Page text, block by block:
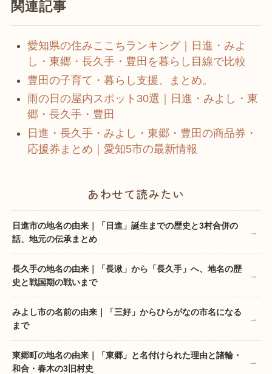
関連記事
愛知県の住みここちランキング｜日進・みよ
し・東郷・長久手・豊田を暮らし目線で比較
豊田の子育て・暮らし支援、まとめ。
雨の日の屋内スポット30選｜日進・みよし・東
郷・長久手・豊田
日進・長久手・みよし・東郷・豊田の商品券・
応援券まとめ｜愛知5市の最新情報
あわせて読みたい
日進市の地名の由来｜「日進」誕生までの歴史と3村合併の
話、地元の伝承まとめ
長久手の地名の由来｜「長湫」から「長久手」へ、地名の歴
史と戦国期の戦いまで
みよし市の名前の由来｜「三好」からひらがなの市名になる
まで
東郷町の地名の由来｜「東郷」と名付けられた理由と諸輪・
和合・春木の3旧村史